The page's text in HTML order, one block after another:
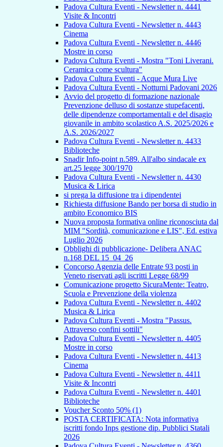
Padova Cultura Eventi - Newsletter n. 4441
Visite & Incontri
Padova Cultura Eventi - Newsletter n. 4443
Cinema
Padova Cultura Eventi - Newsletter n. 4446
Mostre in corso
Padova Cultura Eventi - Mostra "Toni Liverani.
Ceramica come scultura"
Padova Cultura Eventi - Acque Mura Live
Padova Cultura Eventi - Notturni Padovani 2026
Avvio del progetto di formazione nazionale
Prevenzione delluso di sostanze stupefacenti,
delle dipendenze comportamentali e del disagio
giovanile in ambito scolastico A.S. 2025/2026 e
A.S. 2026/2027
Padova Cultura Eventi - Newsletter n. 4433
Biblioteche
Snadir Info-point n.589. All'albo sindacale ex
art.25 legge 300/1970
Padova Cultura Eventi - Newsletter n. 4430
Musica & Lirica
si prega la diffusione tra i dipendentei
Richiesta diffusione Bando per borsa di studio in
ambito Economico BIS
Nuova proposta formativa online riconosciuta dal
MIM "Sordità, comunicazione e LIS", Ed. estiva
Luglio 2026
Obblighi di pubblicazione- Delibera ANAC
n.168 DEL 15_04_26
Concorso Agenzia delle Entrate 93 posti in
Veneto riservati agli iscritti Legge 68/99
Comunicazione progetto SicuraMente: Teatro,
Scuola e Prevenzione della violenza
Padova Cultura Eventi - Newsletter n. 4402
Musica & Lirica
Padova Cultura Eventi - Mostra "Passus.
Attraverso confini sottili"
Padova Cultura Eventi - Newsletter n. 4405
Mostre in corso
Padova Cultura Eventi - Newsletter n. 4413
Cinema
Padova Cultura Eventi - Newsletter n. 4411
Visite & Incontri
Padova Cultura Eventi - Newsletter n. 4401
Biblioteche
Voucher Sconto 50% (1)
POSTA CERTIFICATA: Nota informativa
iscritti fondo Inps gestione dip. Pubblici Statali
2026